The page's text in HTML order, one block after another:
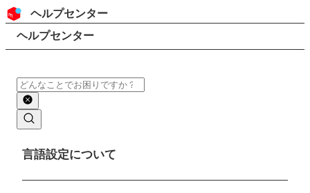
コンテンツにスキップ
ヘッダー
ヘルプセンター
検索
パンくずリスト
ヘルプセンター
検索
メインコンテンツ
言語設定について